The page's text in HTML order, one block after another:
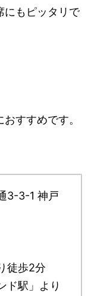
にもピッタリで
すすめです。
3-3-1 神戸
徒歩2分
ド駅」より